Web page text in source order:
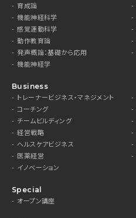
育成論
機能神経科学
感覚運動科学
動作教育論
発声概論：基礎から応用
機能神経学
Business
トレーナービジネス・マネジメント
コーチング
チームビルディング
経営戦略
ヘルスケアビジネス
医薬経営
イノベーション
Special
オープン講座